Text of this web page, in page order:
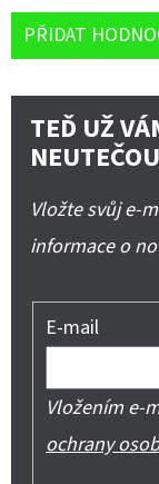
PŘIDAT
TEĎ UŽ
Vložte svůj e-
informace o
E-mail
Vložením e-
ochrany